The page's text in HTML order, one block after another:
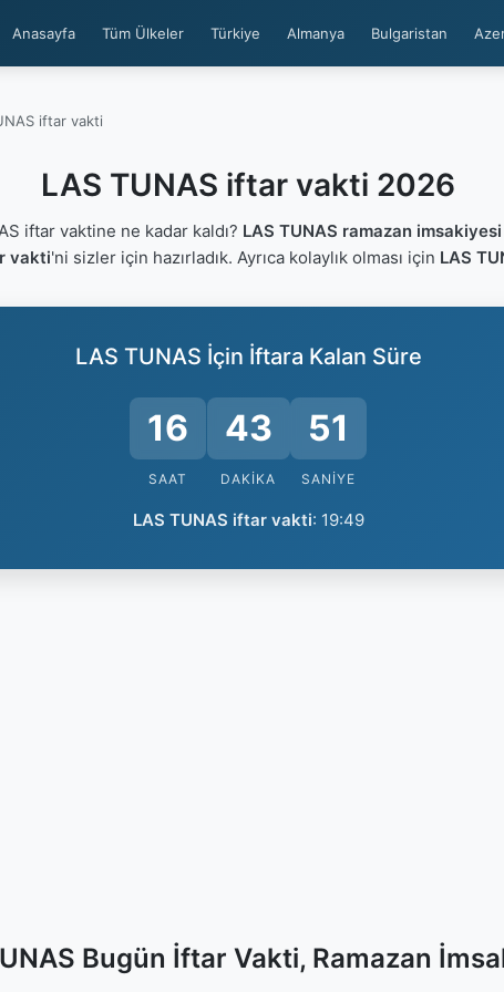
Anasayfa Tüm Ülkeler Türkiye Almanya Bulgaristan
iftar vakti
LAS TUNAS iftar vakti 2026
iftar vaktine ne kadar kaldı? LAS TUNAS ramazan imsakiyesi
vakti'ni sizler için hazırladık. Ayrıca kolaylık olması için LAS
LAS TUNAS İçin İftara Kalan Süre
16
SAAT
43
DAKIKA
50
SANIYE
LAS TUNAS iftar vakti: 19:49
Bugün İftar Vakti, Ramazan